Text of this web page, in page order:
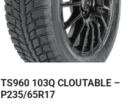
TS960 103Q CLOUTABLE –
P235/65R17